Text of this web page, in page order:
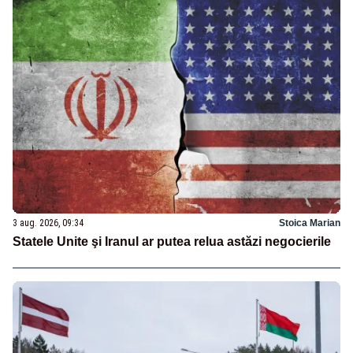
3 aug. 2026, 09:34 Stoica Marian
Statele Unite şi Iranul ar putea relua astăzi negocierile